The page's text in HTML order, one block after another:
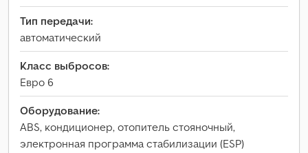
Тип передачи:
автоматический
Класс выбросов:
Евро 6
Оборудование:
ABS, кондиционер, отопитель стояночный,
электронная программа стабилизации (ESP)